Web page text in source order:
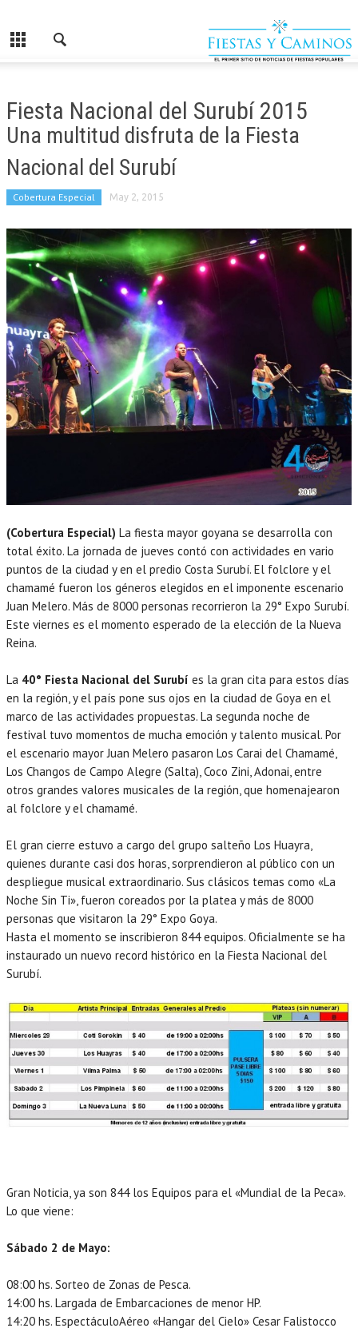
Fiesta Nacional del Surubí 2015
Una multitud disfruta de la Fiesta
Nacional del Surubí
Cobertura Especial May 2, 2015
(Cobertura Especial) La fiesta mayor goyana se desarrolla con
total éxito. La jornada de jueves contó con actividades en vario
puntos de la ciudad y en el predio Costa Surubí. El folclore y el
chamamé fueron los géneros elegidos en el imponente escenario
Juan Melero. Más de 8000 personas recorrieron la 29° Expo Surubí.
Este viernes es el momento esperado de la elección de la Nueva
Reina.
La 40° Fiesta Nacional del Surubí es la gran cita para estos días
en la región, y el país pone sus ojos en la ciudad de Goya en el
marco de las actividades propuestas. La segunda noche de
festival tuvo momentos de mucha emoción y talento musical. Por
el escenario mayor Juan Melero pasaron Los Carai del Chamamé,
Los Changos de Campo Alegre (Salta), Coco Zini, Adonai, entre
otros grandes valores musicales de la región, que homenajearon
al folclore y el chamamé.
El gran cierre estuvo a cargo del grupo salteño Los Huayra,
quienes durante casi dos horas, sorprendieron al público con un
despliegue musical extraordinario. Sus clásicos temas como «La
Noche Sin Ti», fueron coreados por la platea y más de 8000
personas que visitaron la 29° Expo Goya.
Hasta el momento se inscribieron 844 equipos. Oficialmente se ha
instaurado un nuevo record histórico en la Fiesta Nacional del
Surubí.
Gran Noticia, ya son 844 los Equipos para el «Mundial de la Peca».
Lo que viene:
Sábado 2 de Mayo:
08:00 hs. Sorteo de Zonas de Pesca.
14:00 hs. Largada de Embarcaciones de menor HP.
14:20 hs. EspectáculoAéreo «Hangar del Cielo» Cesar Falistocco